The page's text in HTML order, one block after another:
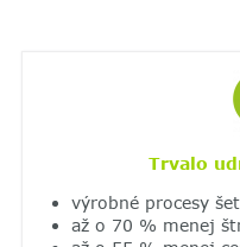
Trvalo
výrobné procesy
až o 70 % menej